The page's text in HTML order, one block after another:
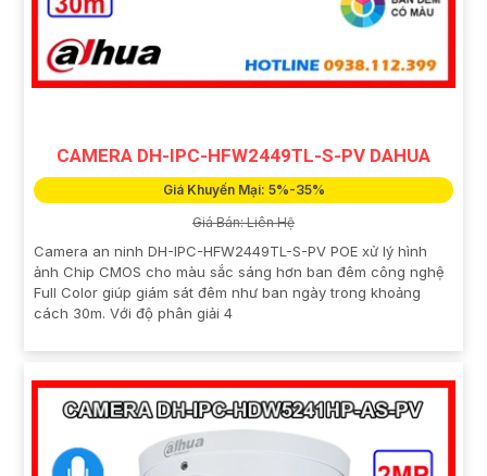
CAMERA DH-IPC-HFW2449TL-S-PV DAHUA
Giá Khuyến Mại: 5%-35%
Giá Bán: Liên Hệ
Camera an ninh DH-IPC-HFW2449TL-S-PV POE xử lý hình
ảnh Chip CMOS cho màu sắc sáng hơn ban đêm công nghệ
Full Color giúp giám sát đêm như ban ngày trong khoảng
cách 30m. Với độ phân giải 4